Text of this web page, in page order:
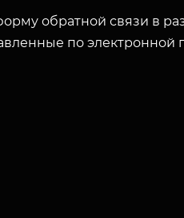
обратной связи в
по электронной